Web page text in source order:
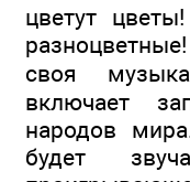
цветут
своя
включает
народов
будет